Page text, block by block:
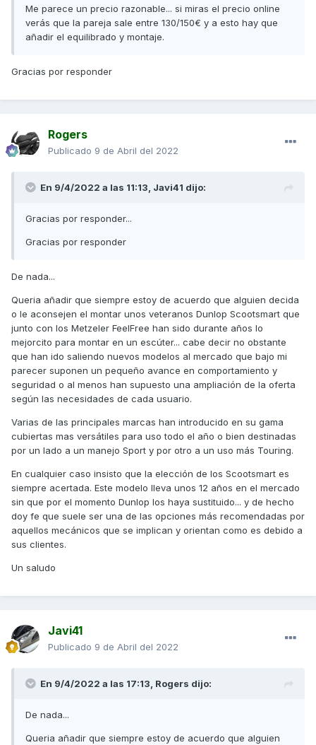
Me parece un precio razonable... si miras el precio online
verás que la pareja sale entre 130/150€ y a esto hay que
añadir el equilibrado y montaje.
Gracias por responder
Rogers
Publicado 9 de Abril del 2022
En 9/4/2022 a las 11:13, Javi41 dijo:
Gracias por responder...
Gracias por responder
De nada...
Queria añadir que siempre estoy de acuerdo que alguien decida
o le aconsejen el montar unos veteranos Dunlop Scootsmart que
junto con los Metzeler FeelFree han sido durante años lo
mejorcito para montar en un escúter... cabe decir no obstante
que han ido saliendo nuevos modelos al mercado que bajo mi
parecer suponen un pequeño avance en comportamiento y
seguridad o al menos han supuesto una ampliación de la oferta
según las necesidades de cada usuario.
Varias de las principales marcas han introducido en su gama
cubiertas mas versátiles para uso todo el año o bien destinadas
por un lado a un manejo Sport y por otro a un uso más Touring.
En cualquier caso insisto que la elección de los Scootsmart es
siempre acertada. Este modelo lleva unos 12 años en el mercado
sin que por el momento Dunlop los haya sustituido... y de hecho
doy fe que suele ser una de las opciones más recomendadas por
aquellos mecánicos que se implican y orientan como es debido a
sus clientes.
Un saludo
Javi41
Publicado 9 de Abril del 2022
En 9/4/2022 a las 17:13, Rogers dijo:
De nada...
Queria añadir que siempre estoy de acuerdo que alguien